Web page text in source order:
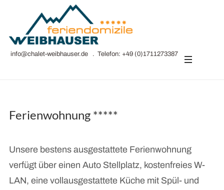
info@chalet-weibhauser.de . Telefon: +49 (0)1711273387
Ferienwohnung *****
Unsere bestens ausgestattete Ferienwohnung
verfügt über einen Auto Stellplatz, kostenfreies W-
LAN, eine vollausgestattete Küche mit Spül- und